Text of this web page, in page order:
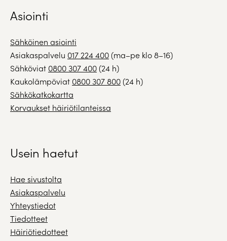
Asiointi
Sähköinen asiointi
Asiakaspalvelu 017 224 400(ma–pe klo 8–16)
Sähköviat 0800 307 400(24 h)
Kaukolämpöviat 0800 307 800(24 h)
Sähkökatkokartta
Korvaukset häiriötilanteissa
Usein haetut
Hae sivustolta
Asiakaspalvelu
Yhteystiedot
Tiedotteet
Häiriötiedotteet